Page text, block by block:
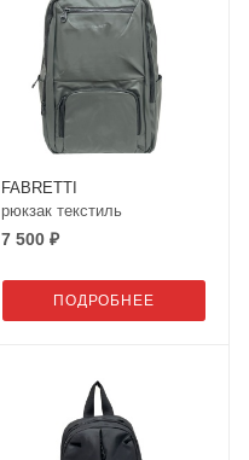
FABRETTI
рюкзак текстиль
7 500 ₽
ПОДРОБНЕЕ